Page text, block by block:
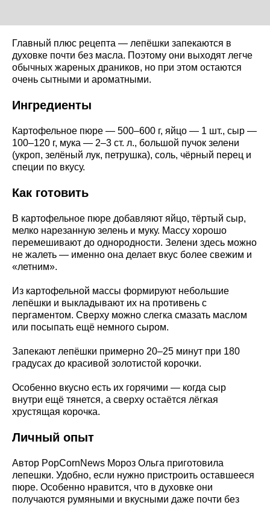
Главный плюс рецепта — лепёшки запекаются в
духовке почти без масла. Поэтому они выходят легче
обычных жареных драников, но при этом остаются
очень сытными и ароматными.
Ингредиенты
Картофельное пюре — 500–600 г, яйцо — 1 шт., сыр —
100–120 г, мука — 2–3 ст. л., большой пучок зелени
(укроп, зелёный лук, петрушка), соль, чёрный перец и
специи по вкусу.
Как готовить
В картофельное пюре добавляют яйцо, тёртый сыр,
мелко нарезанную зелень и муку. Массу хорошо
перемешивают до однородности. Зелени здесь можно
не жалеть — именно она делает вкус более свежим и
«летним».
Из картофельной массы формируют небольшие
лепёшки и выкладывают их на противень с
пергаментом. Сверху можно слегка смазать маслом
или посыпать ещё немного сыром.
Запекают лепёшки примерно 20–25 минут при 180
градусах до красивой золотистой корочки.
Особенно вкусно есть их горячими — когда сыр
внутри ещё тянется, а сверху остаётся лёгкая
хрустящая корочка.
Личный опыт
Автор PopCornNews Мороз Ольга приготовила
лепешки. Удобно, если нужно пристроить оставшееся
пюре. Особенно нравится, что в духовке они
получаются румяными и вкусными даже почти без